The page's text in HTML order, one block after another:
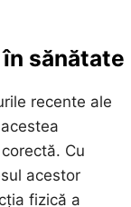
sănătate
recente ale
Cu
acestor
fizică a